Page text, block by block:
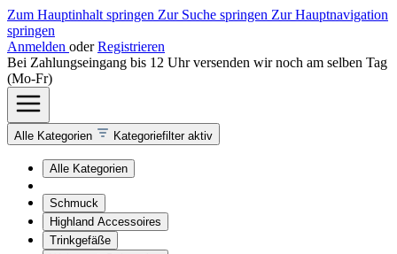
Zum Hauptinhalt springen Zur Suche springen Zur Hauptnavigation
springen
Anmelden oder Registrieren
Bei Zahlungseingang bis 12 Uhr versenden wir noch am selben Tag
(Mo-Fr)
Alle Kategorien Kategoriefilter aktiv
Alle Kategorien
Schmuck
Highland Accessoires
Trinkgefäße